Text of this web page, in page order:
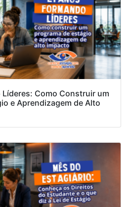
Líderes: Como Construir um
e Aprendizagem de Alto